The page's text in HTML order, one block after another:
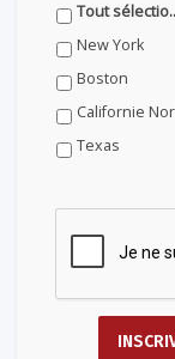
Tout
New York
Boston
Californie
Texas